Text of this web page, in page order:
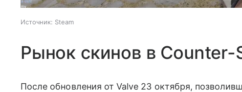
Источник: Steam
Рынок скинов в Counter-
После обновления от Valve 23 октября,